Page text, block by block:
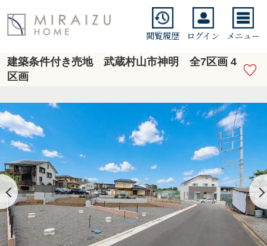
閲覧履歴 ログイン メニュー
建築条件付き売地 武蔵村山市神明 全7区画 4
区画